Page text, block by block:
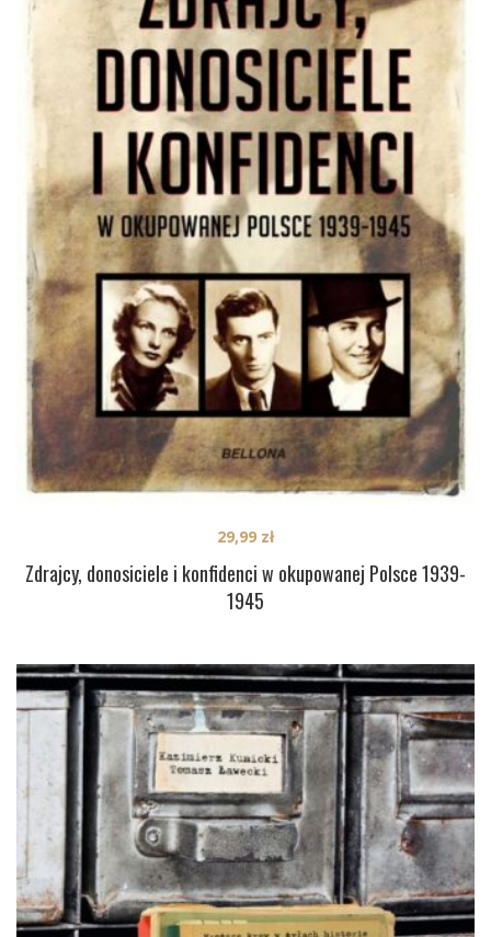
Zdrajcy, donosiciele i konfidenci w okupowanej Polsce 1939-
1945
29,99 zł